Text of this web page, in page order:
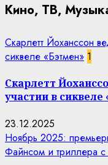
Кино, ТВ,
Скарлетт Йоханссон
сиквеле «Бэтмен» 1
Скарлетт
участии в сиквеле
23.12.2025
Ноябрь 2025:
Файнсом и триллера